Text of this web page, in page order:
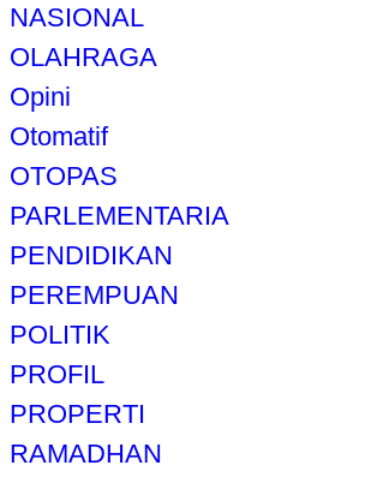
NASIONAL
OLAHRAGA
Opini
Otomatif
OTOPAS
PARLEMENTARIA
PENDIDIKAN
PEREMPUAN
POLITIK
PROFIL
PROPERTI
RAMADHAN